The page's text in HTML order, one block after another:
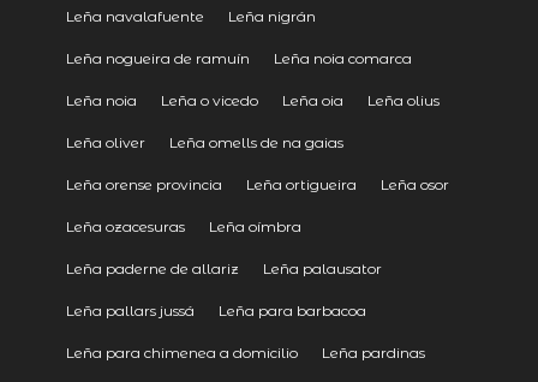
Leña navalafuente Leña nigrán
Leña nogueira de ramuín Leña noia comarca
Leña noia Leña o vicedo Leña oia Leña olius
Leña oliver Leña omells de na gaias
Leña orense provincia Leña ortigueira Leña osor
Leña ozacesuras Leña oímbra
Leña paderne de allariz Leña palausator
Leña pallars jussá Leña para barbacoa
Leña para chimenea a domicilio Leña pardinas